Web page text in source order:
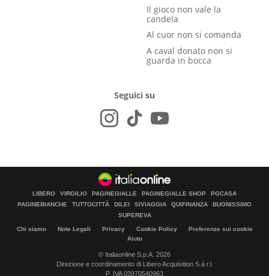
Il gioco non vale la
candela
Al cuor non si comanda
A caval donato non si
guarda in bocca
Seguici su
LIBERO VIRGILIO PAGINEGIALLE PAGINEGIALLE SHOP
PGCASA
PAGINEBIANCHE
TUTTOCITTÀ DILEI SIVIAGGIA QUIFINANZA
BUONISSIMO
SUPEREVA
Chi siamo Note Legali Privacy Cookie Policy
Preferenze sui cookie
Aiuto
© Italiaonline S.p.A. 2026
Direzione e coordinamento di Libero Acquisition S.á r.l.
P. IVA 03970540963